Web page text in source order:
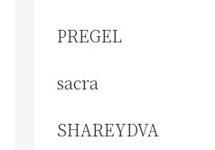
PREGEL
sacra
SHAREYDVA